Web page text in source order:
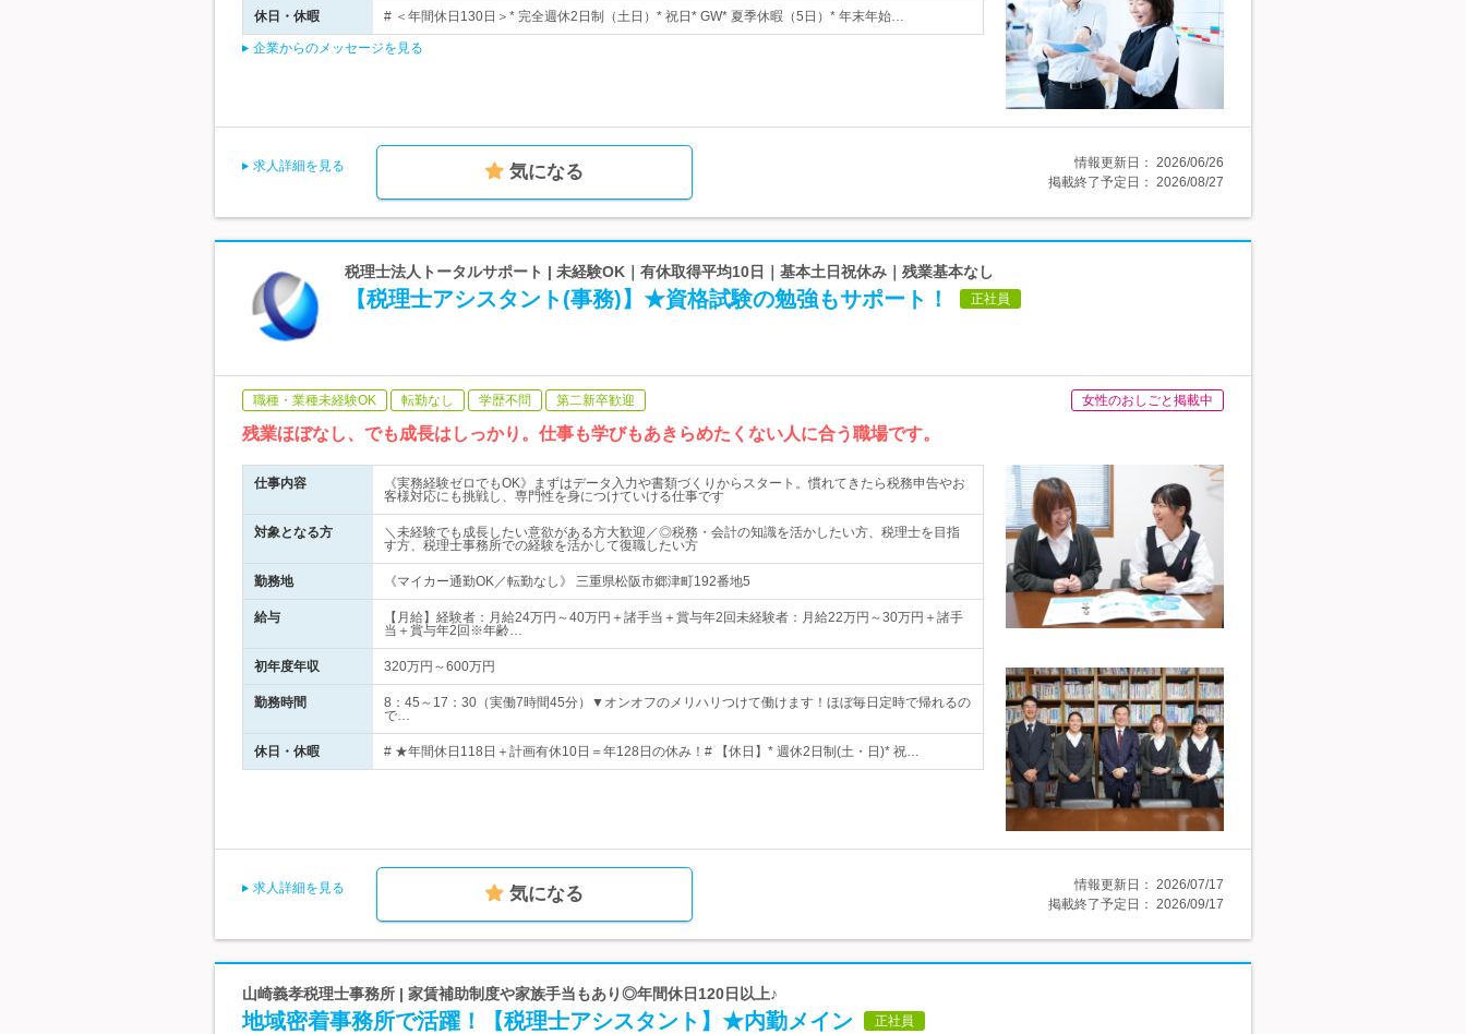
休日・休暇 # ＜年間休日130日＞* 完全週休2日制（土日）* 祝日* GW* 夏季休暇（5日）* 年末年始…
企業からのメッセージを見る
求人詳細を見る 気になる 情報更新日： 2026/06/26
掲載終了予定日： 2026/08/27
税理士法人トータルサポート | 未経験OK｜有休取得平均10日｜基本土日祝休み｜残業基本なし
【税理士アシスタント(事務)】★資格試験の勉強もサポート！ 正社員
職種・業種未経験OK 転勤なし 学歴不問 第二新卒歓迎 女性のおしごと掲載中
残業ほぼなし、でも成長はしっかり。仕事も学びもあきらめたくない人に合う職場です。
仕事内容
《実務経験ゼロでもOK》まずはデータ入力や書類づくりからスタート。慣れてきたら税務申告やお
客様対応にも挑戦し、専門性を身につけていける仕事です
対象となる方
＼未経験でも成長したい意欲がある方大歓迎／◎税務・会計の知識を活かしたい方、税理士を目指
す方、税理士事務所での経験を活かして復職したい方
勤務地 《マイカー通勤OK／転勤なし》 三重県松阪市郷津町192番地5
給与
【月給】経験者：月給24万円～40万円＋諸手当＋賞与年2回未経験者：月給22万円～30万円＋諸手
当＋賞与年2回※年齢…
初年度年収 320万円～600万円
勤務時間
8：45～17：30（実働7時間45分）▼オンオフのメリハリつけて働けます！ほぼ毎日定時で帰れるの
で…
休日・休暇 # ★年間休日118日＋計画有休10日＝年128日の休み！# 【休日】* 週休2日制(土・日)* 祝…
求人詳細を見る 気になる 情報更新日： 2026/07/17
掲載終了予定日： 2026/09/17
山崎義孝税理士事務所 | 家賃補助制度や家族手当もあり◎年間休日120日以上♪
地域密着事務所で活躍！【税理士アシスタント】★内勤メイン 正社員